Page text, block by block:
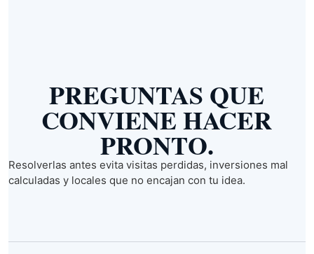
PREGUNTAS QUE
CONVIENE HACER
PRONTO.
Resolverlas antes evita visitas perdidas, inversiones mal
calculadas y locales que no encajan con tu idea.